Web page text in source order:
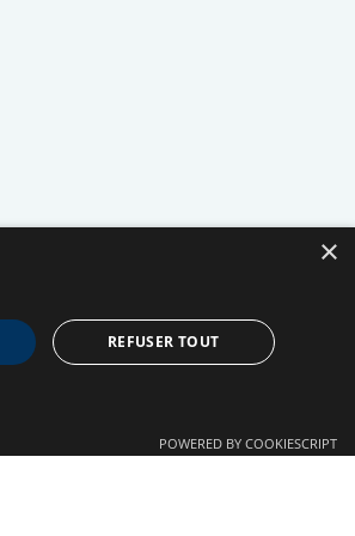
×
REFUSER TOUT
POWERED BY COOKIESCRIPT